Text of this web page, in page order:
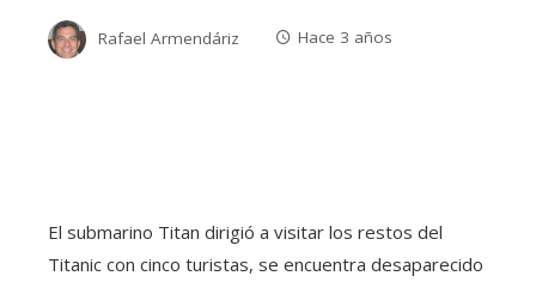
Rafael Armendáriz Hace 3 años
El submarino Titan dirigió a visitar los restos del
Titanic con cinco turistas, se encuentra desaparecido